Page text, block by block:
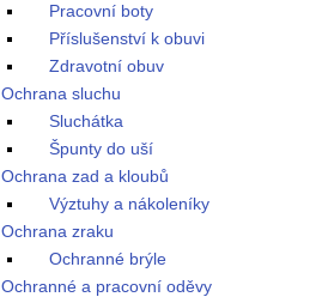
Pracovní boty
Příslušenství k obuvi
Zdravotní obuv
Ochrana sluchu
Sluchátka
Špunty do uší
Ochrana zad a kloubů
Výztuhy a nákoleníky
Ochrana zraku
Ochranné brýle
Ochranné a pracovní oděvy